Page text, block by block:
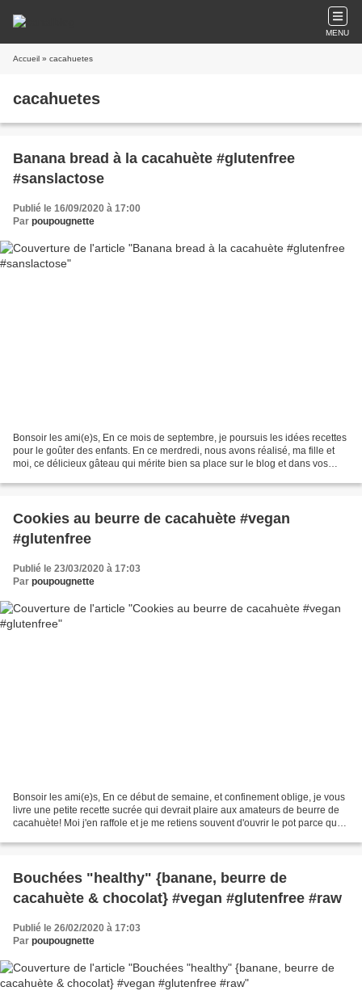
MENU
Accueil » cacahuetes
cacahuetes
Banana bread à la cacahuète #glutenfree
#sanslactose
Publié le 16/09/2020 à 17:00
Par poupougnette
Bonsoir les ami(e)s, En ce mois de septembre, je poursuis les idées recettes
pour le goûter des enfants. En ce merdredi, nous avons réalisé, ma fille et
moi, ce délicieux gâteau qui mérite bien sa place sur le blog et dans vos
Cookies au beurre de cacahuète #vegan
#glutenfree
Publié le 23/03/2020 à 17:03
Par poupougnette
Bonsoir les ami(e)s, En ce début de semaine, et confinement oblige, je vous
livre une petite recette sucrée qui devrait plaire aux amateurs de beurre de
cacahuète! Moi j'en raffole et je me retiens souvent d'ouvrir le pot parce que
Bouchées "healthy" {banane, beurre de
cacahuète & chocolat} #vegan #glutenfree #raw
Publié le 26/02/2020 à 17:03
Par poupougnette